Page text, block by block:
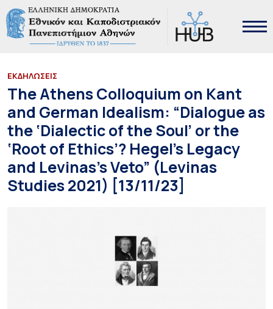
ΕΚΔΗΛΩΣΕΙΣ
The Athens Colloquium on Kant
and German Idealism: “Dialogue as
the ‘Dialectic of the Soul’ or the
‘Root of Ethics’? Hegel’s Legacy
and Levinas’s Veto” (Levinas
Studies 2021) [13/11/23]